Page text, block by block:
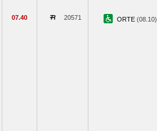
07.40 20571 ORTE (08.10)